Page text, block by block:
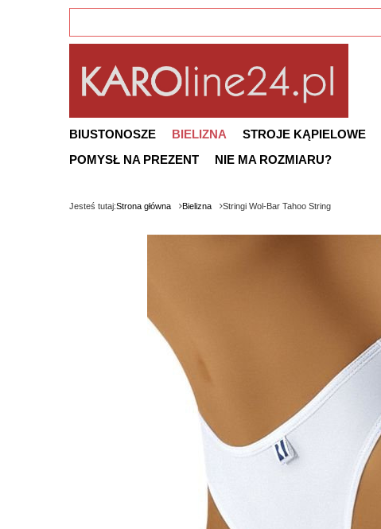
BIUSTONOSZE BIELIZNA STROJE KĄPIELOWE
POMYSŁ NA PREZENT
NIE MA ROZMIARU?
Jesteś tutaj:Strona główna Bielizna Stringi Wol-Bar Tahoo String